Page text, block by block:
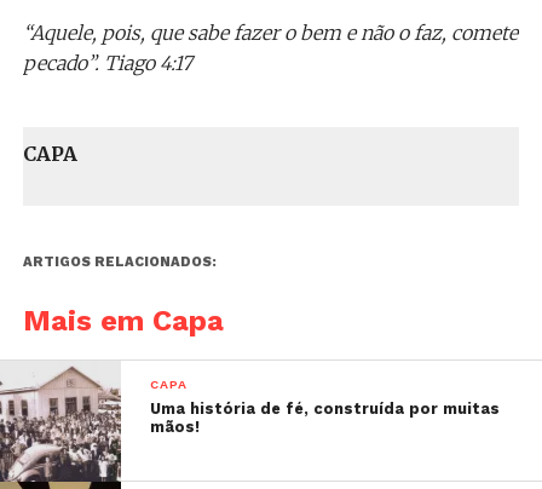
“Aquele, pois, que sabe fazer o bem e não o faz, comete
pecado”. Tiago 4:17
CAPA
ARTIGOS RELACIONADOS:
Mais em Capa
CAPA
Uma história de fé, construída por muitas
mãos!